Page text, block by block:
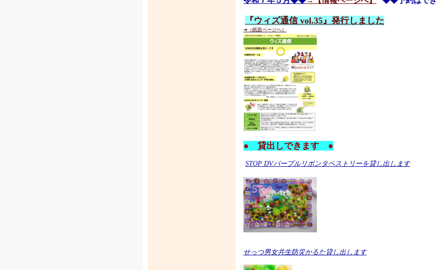
『ウィズ通信 vol.35』発行しました
➔（紙面ページへ）
● 貸出しできます ●
STOP DVパープルリボンタペストリーを貸し出します
せっつ男女共生防災かるた貸し出します